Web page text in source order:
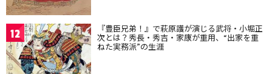
12 『豊臣兄弟！』で萩原護が演じる武将・小堀正
次とは？秀長・秀吉・家康が重用、“出家を重
ねた実務派”の生涯